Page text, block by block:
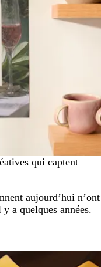
qui captent
aujourd’hui n’ont
a quelques années.